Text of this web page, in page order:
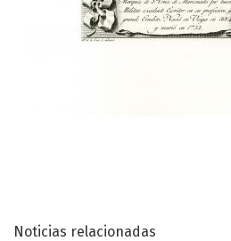
Noticias relacionadas